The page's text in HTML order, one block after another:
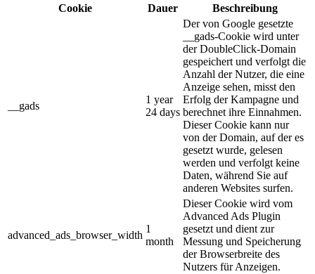
Cookie
Dauer Beschreibung
__gads
1 year
24 days
Der von Google gesetzte
__gads-Cookie wird unter
der DoubleClick-Domain
gespeichert und verfolgt die
Anzahl der Nutzer, die eine
Anzeige sehen, misst den
Erfolg der Kampagne und
berechnet ihre Einnahmen.
Dieser Cookie kann nur
von der Domain, auf der es
gesetzt wurde, gelesen
werden und verfolgt keine
Daten, während Sie auf
anderen Websites surfen.
advanced_ads_browser_width
1
month
Dieser Cookie wird vom
Advanced Ads Plugin
gesetzt und dient zur
Messung und Speicherung
der Browserbreite des
Nutzers für Anzeigen.